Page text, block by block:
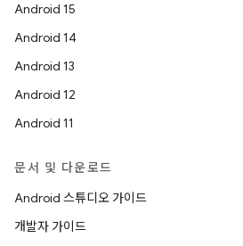
Android 15
Android 14
Android 13
Android 12
Android 11
문서 및 다운로드
Android 스튜디오 가이드
개발자 가이드